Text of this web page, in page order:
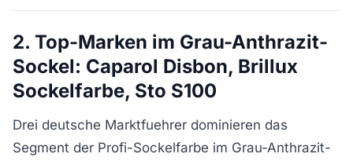
2. Top-Marken im Grau-Anthrazit-
Sockel: Caparol Disbon, Brillux
Sockelfarbe, Sto S100
Drei deutsche Marktfuehrer dominieren das
Segment der Profi-Sockelfarbe im Grau-Anthrazit-